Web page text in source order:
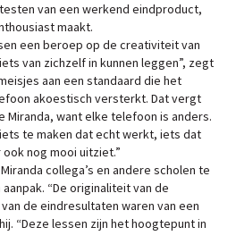
van een werkend eindproduct,
maakt.
een beroep op de creativiteit van
van zichzelf in kunnen leggen”, zegt
aan een standaard die het
akoestisch versterkt. Dat vergt
Miranda, want elke telefoon is anders.
te maken dat echt werkt, iets dat
nog mooi uitziet.”
collega’s en andere scholen te
“De originaliteit van de
de eindresultaten waren van een
“Deze lessen zijn het hoogtepunt in